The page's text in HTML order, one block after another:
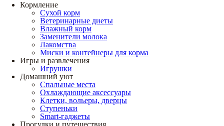
Кормление
Сухой корм
Ветеринарные диеты
Влажный корм
Заменители молока
Лакомства
Миски и контейнеры для корма
Игры и развлечения
Игрушки
Домашний уют
Спальные места
Охлаждающие аксессуары
Клетки, вольеры, дверцы
Ступеньки
Smart-гаджеты
Прогулки и путешествия